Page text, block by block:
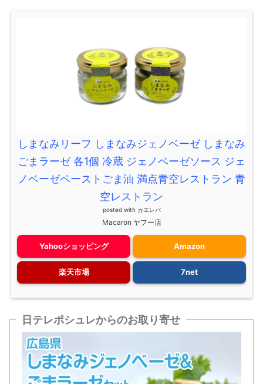
しまなみリーフ しまなみジェノベーゼ しまなみ
ごまラーゼ 各1個 冷蔵 ジェノベーゼソース ジェ
ノベーゼペーストごま油 満点青空レストラン 青
空レストラン
posted with カエレバ
Macaron ヤフー店
Yahooショッピング Amazon
楽天市場 7net
日テレポシュレからのお取り寄せ